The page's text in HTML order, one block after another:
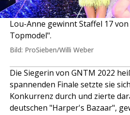
Lou-Anne gewinnt Staffel 17
Topmodel".
Bild: ProSieben/Willi Weber
Die Siegerin von GNTM 2022
spannenden Finale setzte sie
Konkurrenz durch und zierte
deutschen "Harper's Bazaar",